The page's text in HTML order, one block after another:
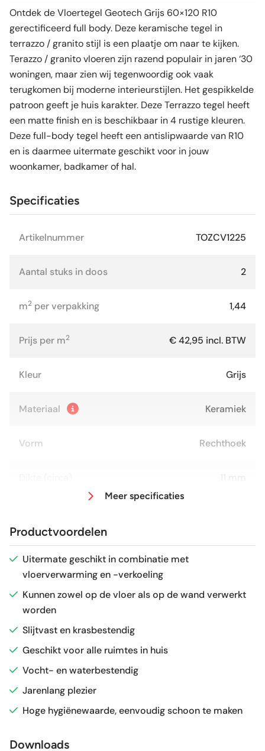
Ontdek de Vloertegel Geotech Grijs 60×120 R10
gerectificeerd full body. Deze keramische tegel in
terrazzo / granito stijl is een plaatje om naar te kijken.
Terazzo / granito vloeren zijn razend populair in jaren ‘30
woningen, maar zien wij tegenwoordig ook vaak
terugkomen bij moderne interieurstijlen. Het gespikkelde
patroon geeft je huis karakter. Deze Terrazzo tegel heeft
een matte finish en is beschikbaar in 4 rustige kleuren.
Deze full-body tegel heeft een antislipwaarde van R10
en is daarmee uitermate geschikt voor in jouw
woonkamer, badkamer of hal.
Specificaties
Artikelnummer TOZCV1225
Aantal stuks in doos 2
m2 per verpakking 1,44
Prijs per m2 € 42,95 incl. BTW
Kleur Grijs
Materiaal Keramiek
Vorm Rechthoek
Antislipwaarde R10
Glans / Mat
Gerectificeerd
Vorstbestendig
Sortering
Craquelé Nee
Meer specificaties
Productvoordelen
Uitermate geschikt in combinatie met
vloerverwarming en -verkoeling
Kunnen zowel op de vloer als op de wand verwerkt
worden
Slijtvast en krasbestendig
Geschikt voor alle ruimtes in huis
Vocht- en waterbestendig
Jarenlang plezier
Hoge hygiënewaarde, eenvoudig schoon te maken
Downloads